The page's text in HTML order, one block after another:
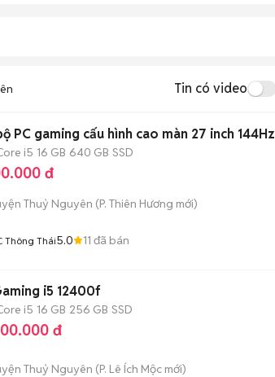
Tin có video
PC gaming cấu hình cao màn 27 inch 144Hz
i5 16 GB 640 GB SSD
đ
Thuỷ Nguyên (P. Thiên Hương mới)
Thông Thái5.0 11 đã bán
i5 12400f
i5 16 GB 256 GB SSD
đ
Thuỷ Nguyên (P. Lê Ích Mộc mới)